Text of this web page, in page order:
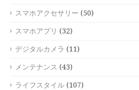
スマホアクセサリー (50)
スマホアプリ (32)
デジタルカメラ (11)
メンテナンス (43)
ライフスタイル (107)